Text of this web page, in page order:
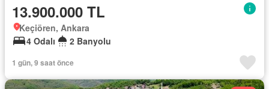
13.900.000 TL
Keçiören, Ankara
4 Odalı
2 Banyolu
1 gün, 9 saat önce